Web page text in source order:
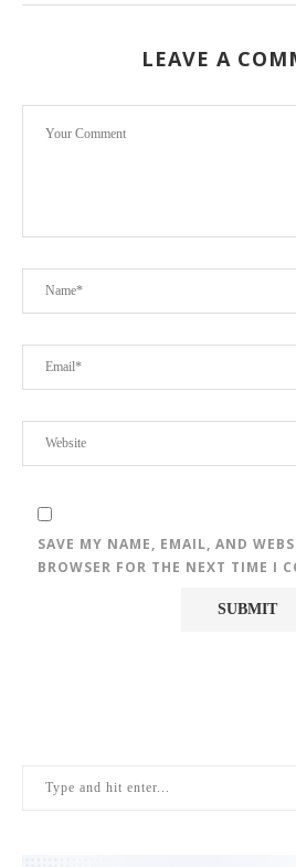
LEAVE A
SAVE MY NAME, EMAIL, AND
BROWSER FOR THE NEXT TIME I